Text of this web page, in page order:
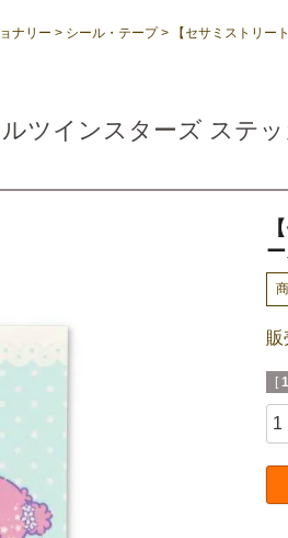
ナリー シール・テープ
【セサミストリー
ツインスターズ ステ
販
[